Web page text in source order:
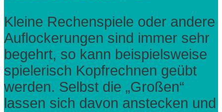
Kleine Rechenspiele oder andere
Auflockerungen sind immer sehr
begehrt, so kann beispielsweise
spielerisch Kopfrechnen geübt
werden. Selbst die „Großen“
lassen sich davon anstecken und